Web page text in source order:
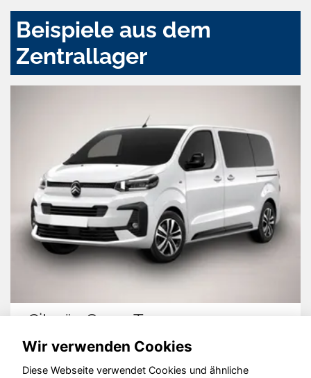
Beispiele aus dem
Zentrallager
Citroën SpaceTourer
Wir verwenden Cookies
Diese Webseite verwendet Cookies und ähnliche